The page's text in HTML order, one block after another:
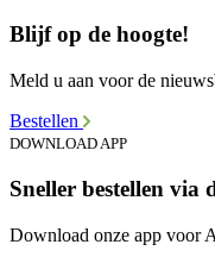
Blijf op de hoogte!
Meld u aan voor de
Bestellen
DOWNLOAD APP
Sneller bestellen via
Download onze app voor